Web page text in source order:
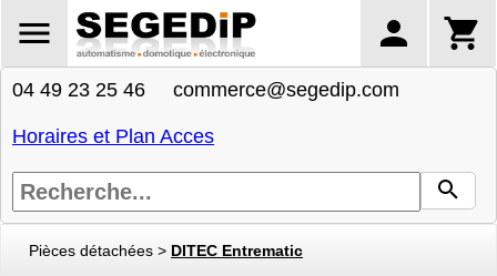
04 49 23 25 46 commerce@segedip.com
Horaires et Plan Acces
Pièces détachées > DITEC Entrematic